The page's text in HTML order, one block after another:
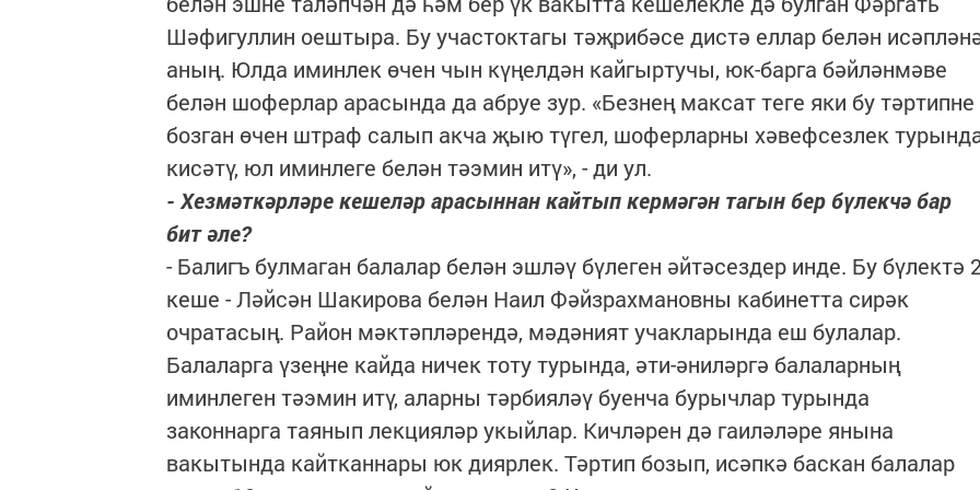
Шәфигуллин оештыра. Бу участоктагы тәҗрибәсе дистә еллар белән
аның. Юлда иминлек өчен чын күңелдән кайгыртучы, юк-барга бәйләнмәве
белән шоферлар арасында да абруе зур. «Безнең максат теге яки бу тәртипне
бозган өчен штраф салып акча җыю түгел, шоферларны хәвефсезлек
кисәтү, юл иминлеге белән тәэмин итү», - ди ул.
- Хезмәткәрләре кешеләр арасыннан кайтып кермәгән тагын бер бүлекчә бар
бит әле?
- Балигъ булмаган балалар белән эшләү бүлеген әйтәсездер инде. Бу бүлектә
кеше - Ләйсән Шакирова белән Наил Фәйзрахмановны кабинетта сирәк
очратасың. Район мәктәпләрендә, мәдәният учакларында еш булалар.
Балаларга үзеңне кайда ничек тоту турында, әти-әниләргә балаларның
иминлеген тәэмин итү, аларны тәрбияләү буенча бурычлар турында
законнарга таянып лекцияләр укыйлар. Кичләрен дә гаиләләре янына
вакытында кайтканнары юк диярлек. Тәртип бозып, исәпкә баскан балалар